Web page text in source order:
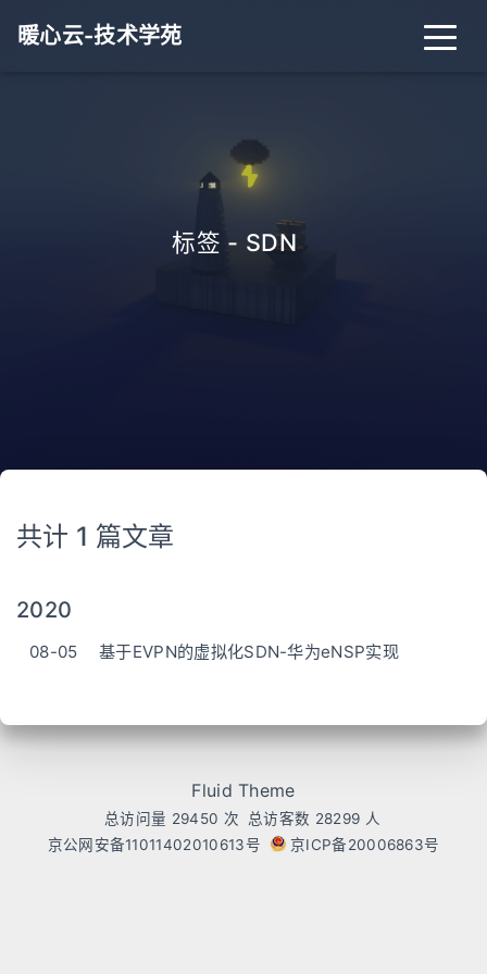
暖心云-技术学苑
标签 - SDN_
共计 1 篇文章
2020
08-05 基于EVPN的虚拟化SDN-华为eNSP实现
Fluid Theme
总访问量 29450 次 总访客数 28299 人
京公网安备11011402010613号
京ICP备20006863号